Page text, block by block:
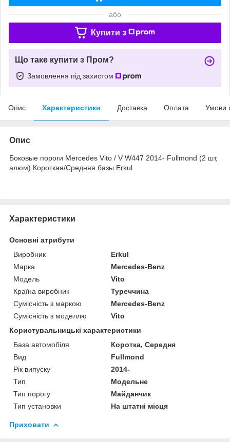
або
Купити з
Що таке купити з Пром?
Замовлення під захистом
Опис Характеристики Доставка Оплата Умови
Опис
Боковые пороги Mercedes Vito / V W447 2014- Fullmond (2 шт,
алюм) Короткая/Средняя базы Erkul
Характеристики
Основні атрибути
Виробник
Erkul
Марка
Mercedes-Benz
Модель
Vito
Країна виробник
Туреччина
Сумісність з маркою
Mercedes-Benz
Сумісність з моделлю
Vito
Користувальницькі характеристики
База автомобіля
Коротка, Середня
Вид
Fullmond
Рік випуску
2014-
Тип
Модельне
Тип порогу
Майданчик
Тип установки
На штатні місця
Приховати